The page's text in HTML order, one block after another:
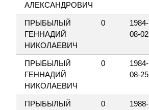
АЛЕКСАНДРОВИЧ
ПРЫБЫЛЫЙ
ГЕННАДИЙ
НИКОЛАЕВИЧ
0
1984-
08-02
ПРЫБЫЛЫЙ
ГЕННАДИЙ
НИКОЛАЕВИЧ
0
1984-
08-25
ПРЫБЫЛЫЙ
0
1988-